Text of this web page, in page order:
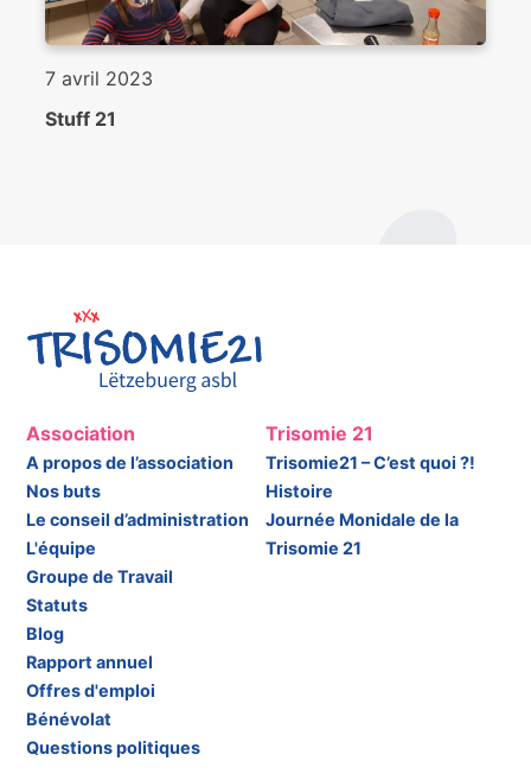
7 avril 2023
Stuff 21
Association
A propos de l’association
Nos buts
Le conseil d’administration
L'équipe
Groupe de Travail
Statuts
Blog
Rapport annuel
Offres d'emploi
Bénévolat
Questions politiques
Trisomie 21
Trisomie21 – C’est quoi ?!
Histoire
Journée Monidale de la
Trisomie 21